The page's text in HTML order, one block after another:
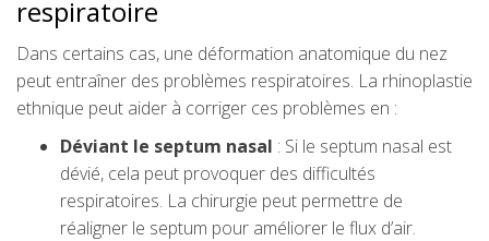
respiratoire
Dans certains cas, une déformation anatomique du nez
peut entraîner des problèmes respiratoires. La rhinoplastie
ethnique peut aider à corriger ces problèmes en :
Déviant le septum nasal : Si le septum nasal est
dévié, cela peut provoquer des difficultés
respiratoires. La chirurgie peut permettre de
réaligner le septum pour améliorer le flux d’air.